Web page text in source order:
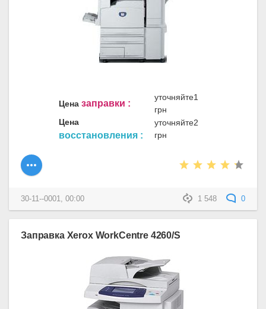
Цена заправки :
уточняйте1
грн
Цена
восстановления :
уточняйте2
грн
1 548 0
30-11--0001, 00:00
Заправка Xerox WorkCentre 4260/S